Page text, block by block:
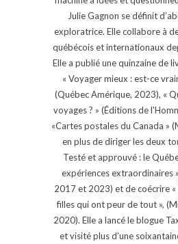
Julie Gagnon se définit
exploratrice. Elle collabore à
québécois et internationaux
Elle a publié une quinzaine de
« Voyager mieux : est-ce
(Québec Amérique, 2023), «
voyages ? » (Éditions de
«Cartes postales du Canada »
en plus de diriger les deux
Testé et approuvé : le
expériences extraordinaires
2017 et 2023) et de coécrire «
filles qui ont peur de tout »,
2020). Elle a lancé le blogue
et visité plus d'une